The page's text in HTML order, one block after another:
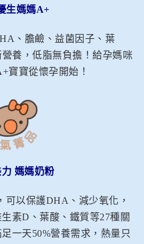
生媽媽A+
、膽鹼、益菌因子、葉
養，低脂無負擔！給孕媽咪
寶寶從懷孕開始！
媽媽奶粉
可以保護DHA、減少氧化，
素D、葉酸、鐵質等27種關
一天50%營養需求，熱量只